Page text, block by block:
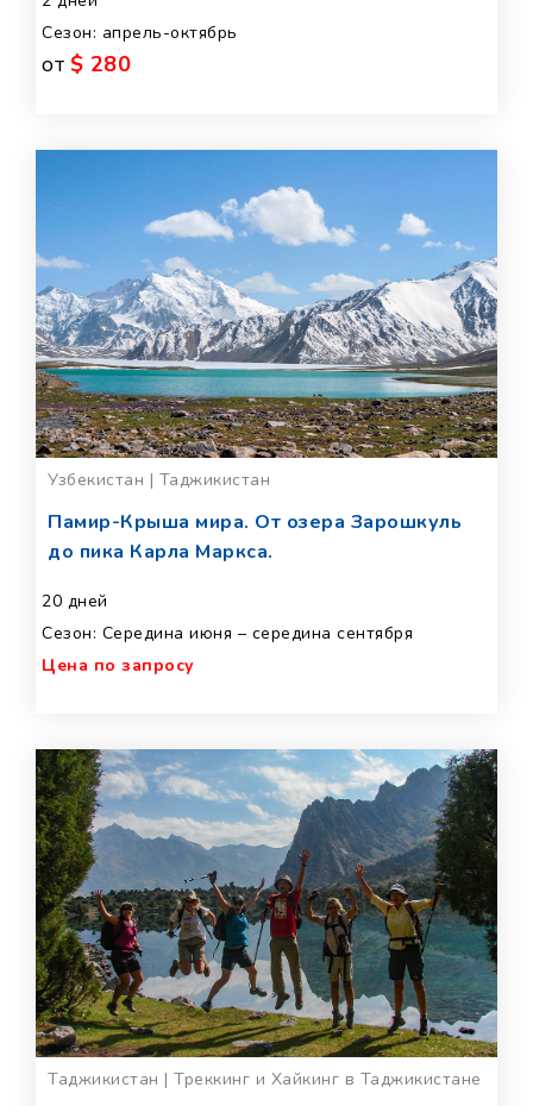
Сезон: апрель-октябрь
от $ 280
Узбекистан | Таджикистан
Памир-Крыша мира. От озера Зарошкуль
до пика Карла Маркса.
20 дней
Сезон: Середина июня – середина сентября
Цена по запросу
Таджикистан | Треккинг и Хайкинг в Таджикистане